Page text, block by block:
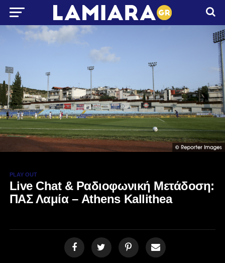
PLAY OUT
Live Chat & Ραδιοφωνική Μετάδοση:
ΠΑΣ Λαμία – Athens Kallithea